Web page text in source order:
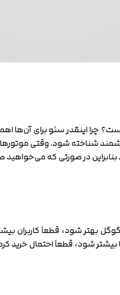
چرا اینقدر سئو برای آن‌ها
بنابراین در صورتی که
بیشتر شود، قطعاً احتمال